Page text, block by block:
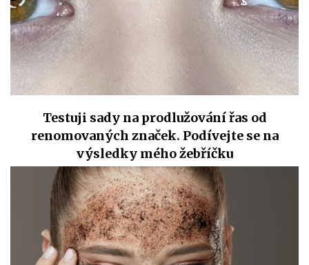
Testuji sady na prodlužování řas od
renomovaných značek. Podívejte se na
výsledky mého žebříčku